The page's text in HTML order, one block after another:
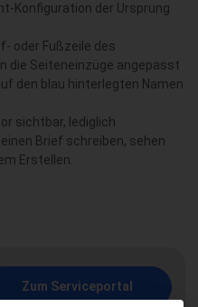
Konfiguration der Ursprung
oder Fußzeile des
die Seiteneinzüge angepasst
den blau hinterlegten Namen
sichtbar, lediglich
Brief schreiben, sehen
Erstellen.
Zum Serviceportal